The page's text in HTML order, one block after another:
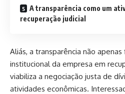
A transparência como um
recuperação judicial
Aliás, a transparência não
institucional da empresa em
viabiliza a negociação justa de
atividades econômicas.